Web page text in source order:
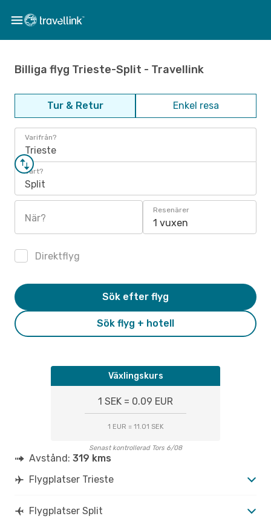
Billiga flyg Trieste-Split - Travellink
Tur & Retur Enkel resa
Varifrån?
Trieste
Vart?
Split
När?
Resenärer
1 vuxen
Direktflyg
Sök flyg + hotell
Sök efter flyg
Växlingskurs
1 SEK = 0.09 EUR
1 EUR = 11.01 SEK
Senast kontrollerad Tors 6/08
Avstånd: 319 kms
Flygplatser Trieste
Flygplatser Split